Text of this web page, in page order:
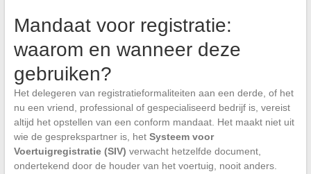
Mandaat voor registratie:
waarom en wanneer deze
gebruiken?
Het delegeren van registratieformaliteiten aan een derde, of het
nu een vriend, professional of gespecialiseerd bedrijf is, vereist
altijd het opstellen van een conform mandaat. Het maakt niet uit
wie de gesprekspartner is, het Systeem voor
Voertuigregistratie (SIV) verwacht hetzelfde document,
ondertekend door de houder van het voertuig, nooit anders.